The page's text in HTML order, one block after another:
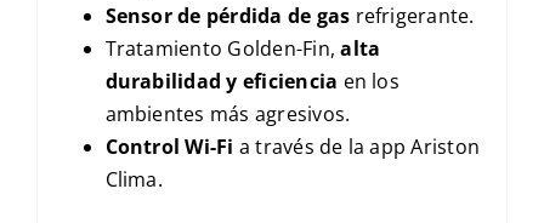
Sensor de pérdida de gas refrigerante.
Tratamiento Golden-Fin, alta
durabilidad y eficiencia en los
ambientes más agresivos.
Control Wi-Fi a través de la app Ariston
Clima.